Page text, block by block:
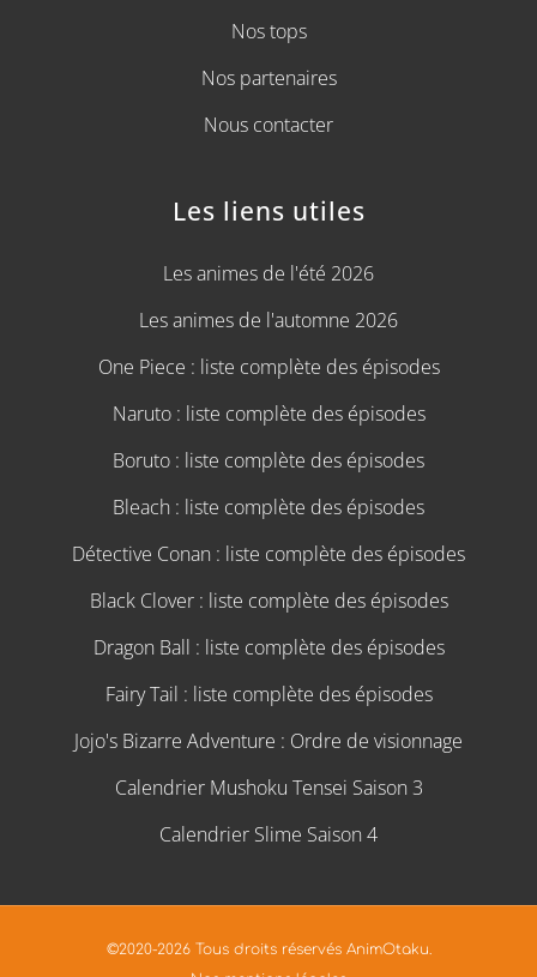
Nos tops
Nos partenaires
Nous contacter
Les liens utiles
Les animes de l'été 2026
Les animes de l'automne 2026
One Piece : liste complète des épisodes
Naruto : liste complète des épisodes
Boruto : liste complète des épisodes
Bleach : liste complète des épisodes
Détective Conan : liste complète des épisodes
Black Clover : liste complète des épisodes
Dragon Ball : liste complète des épisodes
Fairy Tail : liste complète des épisodes
Jojo's Bizarre Adventure : Ordre de visionnage
Calendrier Mushoku Tensei Saison 3
Calendrier Slime Saison 4
©2020-2026 Tous droits réservés AnimOtaku.